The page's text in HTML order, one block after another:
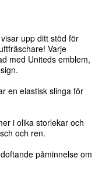
upp ditt stöd för
Varje
med Uniteds emblem,
en elastisk slinga för
i olika storlekar och
och ren.
påminnelse om